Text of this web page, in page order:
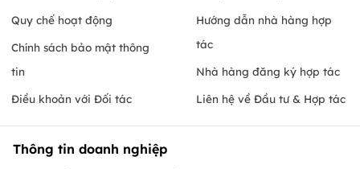
Quy chế hoạt động
Chính sách bảo mật thông
tin
Điều khoản với Đối tác
Hướng dẫn nhà hàng hợp
tác
Nhà hàng đăng ký hợp tác
Liên hệ về Đầu tư & Hợp tác
Thông tin doanh nghiệp